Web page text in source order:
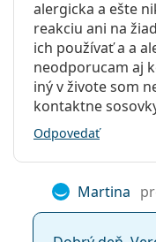
alergicka a ešte
reakciu ani na
ich používať a a
neodporucam aj
iný v živote som
kontaktne
Odpovedať
Martina